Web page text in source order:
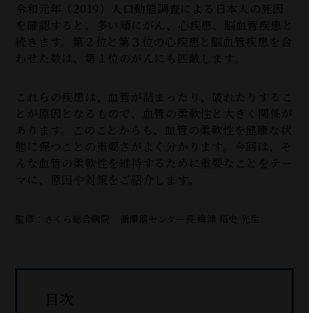
令和元年（2019）人口動態調査による日本人の死因
を確認すると、多い順にがん、心疾患、脳血管疾患と
続きます。第２位と第３位の心疾患と脳血管疾患を合
わせた数は、第１位のがんにも匹敵します。
これらの疾患は、血管が詰まったり、破れたりするこ
とが原因となるもので、血管の柔軟性と大きく関係が
あります。このことからも、血管の柔軟性を健康な状
態に保つことの重要さがよく分かります。今回は、そ
んな血管の柔軟性を維持するために重要なことをテー
マに、原因や対策をご紹介します。
監修：さくら総合病院 循環器センター長 梅津 拓史 先生
目次